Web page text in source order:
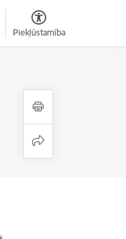
Piekļūstamība